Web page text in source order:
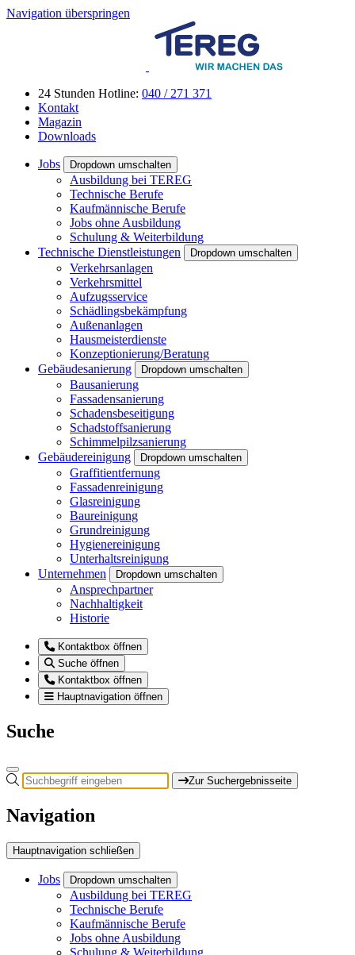
Navigation überspringen
24 Stunden Hotline: 040 / 271 371
Kontakt
Magazin
Downloads
Jobs Dropdown umschalten
Ausbildung bei TEREG
Technische Berufe
Kaufmännische Berufe
Jobs ohne Ausbildung
Schulung & Weiterbildung
Technische Dienstleistungen
Dropdown umschalten
Verkehrsanlagen
Verkehrsmittel
Aufzugsservice
Schädlingsbekämpfung
Außenanlagen
Hausmeisterdienste
Konzeptionierung/Beratung
Gebäudesanierung
Dropdown umschalten
Bausanierung
Fassadensanierung
Schadensbeseitigung
Schadstoffsanierung
Schimmelpilzsanierung
Gebäudereinigung
Dropdown umschalten
Graffitientfernung
Fassadenreinigung
Glasreinigung
Baureinigung
Grundreinigung
Hygienereinigung
Unterhaltsreinigung
Unternehmen
Dropdown umschalten
Ansprechpartner
Nachhaltigkeit
Historie
Kontaktbox öffnen
Suche öffnen
Kontaktbox öffnen
Hauptnavigation öffnen
Suche
Zur Suchergebnisseite
Navigation
Hauptnavigation schließen
Jobs Dropdown umschalten
Ausbildung bei TEREG
Technische Berufe
Kaufmännische Berufe
Jobs ohne Ausbildung
Schulung & Weiterbildung